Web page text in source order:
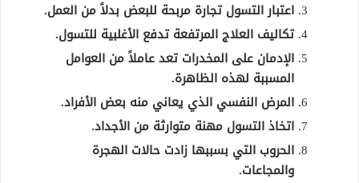
اعتبار التسول تجارة مربحة للبعض بدلاً من العمل.
تكاليف العلاج المرتفعة تدفع الأغلبية للتسول.
الإدمان على المخدرات تعد عاملاً من العوامل
المسببة لهذه الظاهرة.
المرض النفسي الذي يعاني منه بعض الأفراد.
اتخاذ التسول مهنة متوارثة من الأجداد.
الحروب التي بسببها زادت حالات الهجرة
والمجاعات.